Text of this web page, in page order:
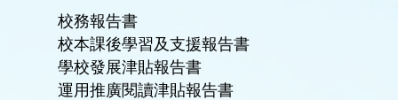
校務報告書
校本課後學習及支援報告書
學校發展津貼報告書
運用推廣閱讀津貼報告書